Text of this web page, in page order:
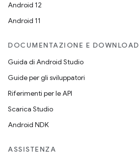
Android 12
Android 11
DOCUMENTAZIONE E DOWNLOAD
Guida di Android Studio
Guide per gli sviluppatori
Riferimenti per le API
Scarica Studio
Android NDK
ASSISTENZA